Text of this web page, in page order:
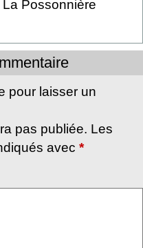
La Possonnière
pour laisser un
pas publiée. Les
avec *